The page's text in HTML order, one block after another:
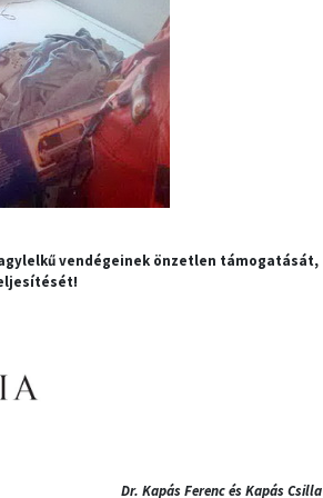
vendégeinek önzetlen támogatását,
Dr. Kapás Ferenc és Kapás Csilla